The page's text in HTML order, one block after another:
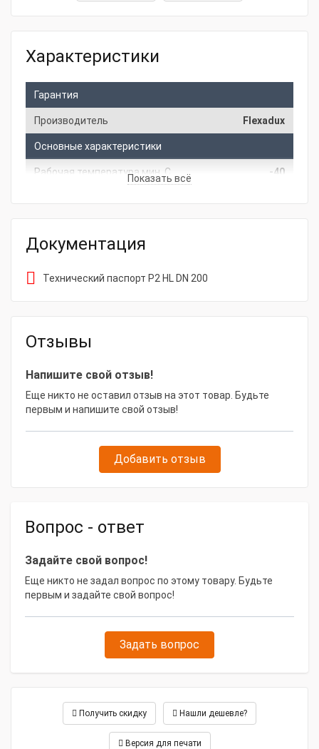
Характеристики
Гарантия
Производитель Flexadux
Основные характеристики
Рабочая температура мин, С -40
Диаметр, мм
Радиус изгиба, мм
Модель товара P2 HL DN 200
Габаритные размеры и вес
Показать всё
Документация
Технический паспорт P2 HL DN 200
Отзывы
Напишите свой отзыв!
Еще никто не оставил отзыв на этот товар. Будьте
первым и напишите свой отзыв!
Добавить отзыв
Вопрос - ответ
Задайте свой вопрос!
Еще никто не задал вопрос по этому товару. Будьте
первым и задайте свой вопрос!
Задать вопрос
Получить скидку Нашли дешевле?
Версия для печати